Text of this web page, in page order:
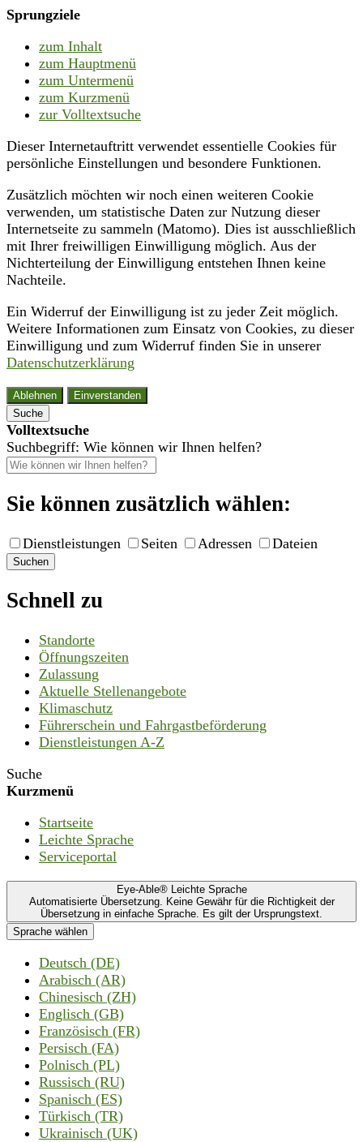
Sprungziele
zum Inhalt
zum Hauptmenü
zum Untermenü
zum Kurzmenü
zur Volltextsuche
Dieser Internetauftritt verwendet essentielle Cookies für
persönliche Einstellungen und besondere Funktionen.
Zusätzlich möchten wir noch einen weiteren Cookie
verwenden, um statistische Daten zur Nutzung dieser
Internetseite zu sammeln (Matomo). Dies ist ausschließlich
mit Ihrer freiwilligen Einwilligung möglich. Aus der
Nichterteilung der Einwilligung entstehen Ihnen keine
Nachteile.
Ein Widerruf der Einwilligung ist zu jeder Zeit möglich.
Weitere Informationen zum Einsatz von Cookies, zu dieser
Einwilligung und zum Widerruf finden Sie in unserer
Datenschutzerklärung
Ablehnen
Einverstanden
Suche
Volltextsuche
Suchbegriff: Wie können wir Ihnen helfen?
Sie können zusätzlich wählen:
Dienstleistungen Seiten Adressen Dateien
Suchen
Schnell zu
Standorte
Öffnungszeiten
Zulassung
Aktuelle Stellenangebote
Klimaschutz
Führerschein und Fahrgastbeförderung
Dienstleistungen A-Z
Suche
Kurzmenü
Startseite
Leichte Sprache
Serviceportal
Eye-Able® Leichte Sprache
Automatisierte Übersetzung. Keine Gewähr für die Richtigkeit der
Übersetzung in einfache Sprache. Es gilt der Ursprungstext.
Sprache wählen
Deutsch (DE)
Arabisch (AR)
Chinesisch (ZH)
Englisch (GB)
Französisch (FR)
Persisch (FA)
Polnisch (PL)
Russisch (RU)
Spanisch (ES)
Türkisch (TR)
Ukrainisch (UK)